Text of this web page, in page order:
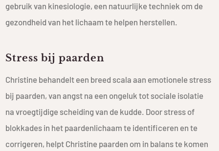
gebruik van kinesiologie, een natuurlijke techniek om de
gezondheid van het lichaam te helpen herstellen.
Stress bij paarden
Christine behandelt een breed scala aan emotionele stress
bij paarden, van angst na een ongeluk tot sociale isolatie
na vroegtijdige scheiding van de kudde. Door stress of
blokkades in het paardenlichaam te identificeren en te
corrigeren, helpt Christine paarden om in balans te komen